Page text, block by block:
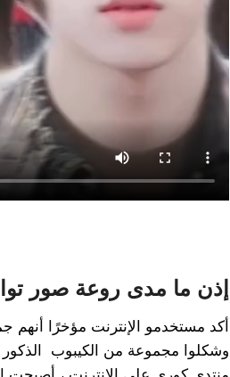
إذن ما مدى روعة صور
أكد مستخدمو الإنترنت مؤخرًا
وشكلوا مجموعة من الكيبوب